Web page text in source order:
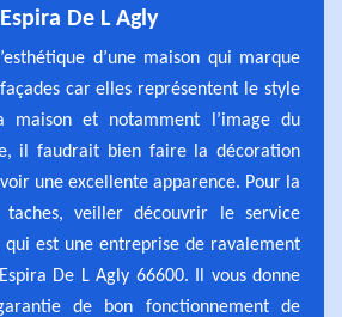
De L Agly
d’une maison qui marque
façades car elles représentent le style
maison et notamment l’image du
il faudrait bien faire la décoration
une excellente apparence. Pour la
taches, veiller découvrir le service
qui est une entreprise de ravalement
De L Agly 66600. Il vous donne
de bon fonctionnement de